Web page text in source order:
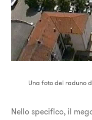
Una foto del raduno
Nello specifico, il